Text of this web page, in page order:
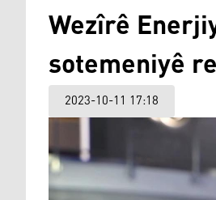
Wezîrê
sotemeniyê
2023-10-11 17:18